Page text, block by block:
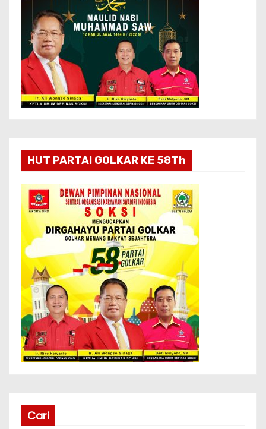
HUT PARTAI GOLKAR KE 58Th
Cari